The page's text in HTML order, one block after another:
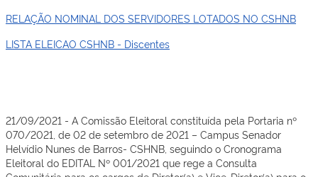
RELAÇÃO NOMINAL DOS SERVIDORES LOTADOS NO CSHNB
LISTA ELEICAO CSHNB - Discentes
21/09/2021 - A Comissão Eleitoral constituída pela Portaria nº
070/2021, de 02 de setembro de 2021 – Campus Senador
Helvídio Nunes de Barros- CSHNB, seguindo o Cronograma
Eleitoral do EDITAL Nº 001/2021 que rege a Consulta